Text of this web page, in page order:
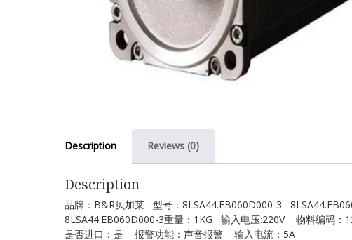
Description Reviews (0)
Description
品牌：B&R贝加莱 型号：8LSA44.EB060D000-3
8LSA44.EB060D000-3重量：1KG 输入电压:220V 物料编码：
是否进口：是 报警功能：声音报警 输入电流：5A